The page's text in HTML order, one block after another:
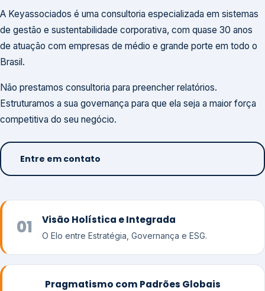
A Keyassociados é uma consultoria especializada em sistemas
de gestão e sustentabilidade corporativa, com quase 30 anos
de atuação com empresas de médio e grande porte em todo o
Brasil.
Não prestamos consultoria para preencher relatórios.
Estruturamos a sua governança para que ela seja a maior força
competitiva do seu negócio.
Entre em contato
01 Visão Holística e Integrada
O Elo entre Estratégia, Governança e ESG.
Pragmatismo com Padrões Globais